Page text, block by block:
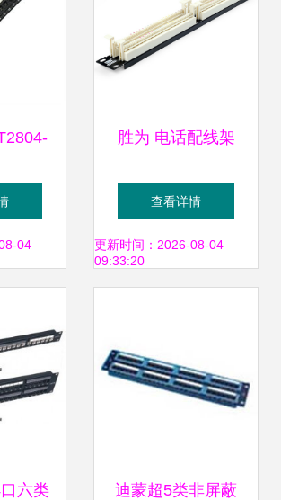
配线
品质
04
胜为 电话配线架
100对110语音跳线
架网络布线整理器
查看详情
更新时间：2026-08-04
09:33:20
六类 迪蒙超5类非屏蔽